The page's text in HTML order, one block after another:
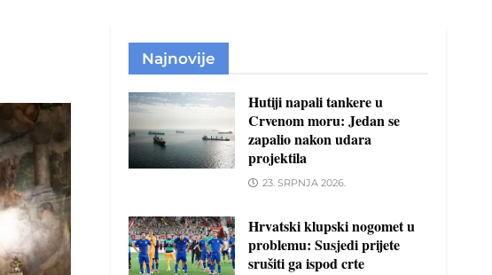
Najnovije
Hutiji napali tankere u
Crvenom moru: Jedan se
zapalio nakon udara
projektila
23. SRPNJA 2026.
Hrvatski klupski nogomet u
problemu: Susjedi prijete
srušiti ga ispod crte